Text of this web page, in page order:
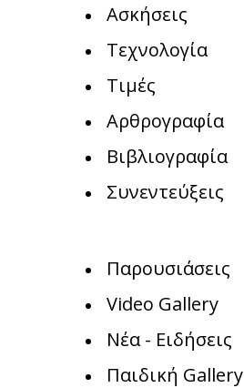
Ασκήσεις
Τεχνολογία
Τιμές
Αρθρογραφία
Βιβλιογραφία
Συνεντεύξεις
Παρουσιάσεις
Video Gallery
Νέα - Ειδήσεις
Παιδική Gallery